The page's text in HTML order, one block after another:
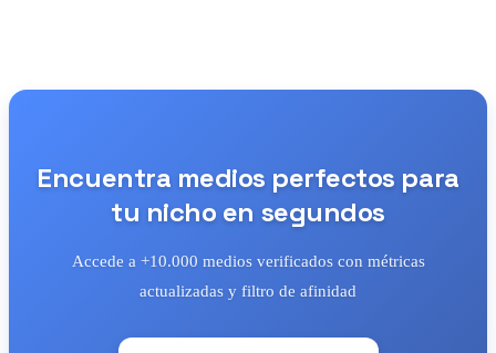
Encuentra medios perfectos para
tu nicho en segundos
Accede a +10.000 medios verificados con métricas
actualizadas y filtro de afinidad